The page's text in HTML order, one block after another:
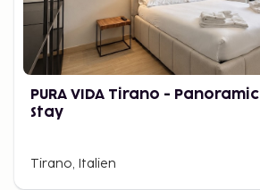
PURA VIDA Tirano - Panoramic
Stay
Tirano, Italien